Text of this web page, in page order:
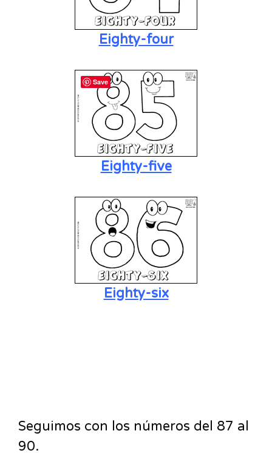
Eighty-four
Eighty-five
Eighty-six
Seguimos con los números del 87 al
90.
Save